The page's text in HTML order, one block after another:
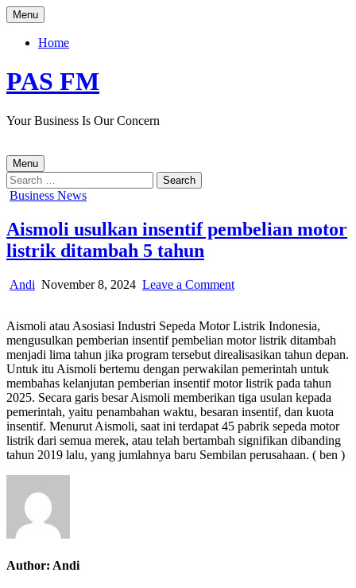
Skip
to
content
Menu
Home
PAS FM
Your Business Is Our Concern
Menu
Search
for:
Posted
Business News
Aismoli usulkan insentif pembelian motor
listrik ditambah 5 tahun
Author:
Andi Published
November 8, 2024 Leave a Commenton
insentif
pembelian
motor
listrik
ditambah
5
tahun
Aismoli atau Asosiasi Industri Sepeda Motor Listrik Indonesia,
mengusulkan pemberian insentif pembelian motor listrik ditambah
menjadi lima tahun jika program tersebut direalisasikan tahun depan.
Untuk itu Aismoli bertemu dengan perwakilan pemerintah untuk
membahas kelanjutan pemberian insentif motor listrik pada tahun
2025. Secara garis besar Aismoli memberikan tiga usulan kepada
pemerintah, yaitu penambahan waktu, besaran insentif, dan kuota
insentif. Menurut Aismoli, saat ini terdapat 45 pabrik sepeda motor
listrik dari semua merek, atau telah bertambah signifikan dibanding
tahun 2019 lalu, yang jumlahnya baru Sembilan perusahaan. ( ben )
Author: Andi